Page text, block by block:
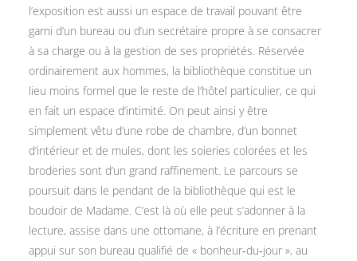
l’exposition est aussi un espace de travail pouvant être
garni d’un bureau ou d’un secrétaire propre à se consacrer
à sa charge ou à la gestion de ses propriétés. Réservée
ordinairement aux hommes, la bibliothèque constitue un
lieu moins formel que le reste de l’hôtel particulier, ce qui
en fait un espace d’intimité. On peut ainsi y être
simplement vêtu d’une robe de chambre, d’un bonnet
d’intérieur et de mules, dont les soieries colorées et les
broderies sont d’un grand raffinement. Le parcours se
poursuit dans le pendant de la bibliothèque qui est le
boudoir de Madame. C’est là où elle peut s’adonner à la
lecture, assise dans une ottomane, à l’écriture en prenant
appui sur son bureau qualifié de « bonheur‑du‑jour », au